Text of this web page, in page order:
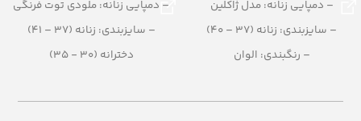
– دمپایی زنانه: مدل ژاکلین
– سایزبندی: زنانه (37 – 40)
– رنگبندی: الوان
– جنس: EVA SOFT
– دمپایی زنانه: ملودی توت فرنگی
– سایزبندی: زنانه (37 – 41)
دخترانه (30 - 35)
– تعداد در کارتن: 16 جفت